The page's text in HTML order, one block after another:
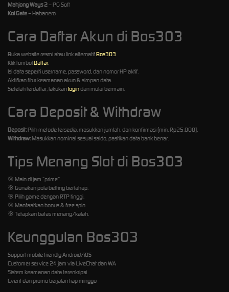
Mahjong Ways 2– PG Soft
Koi Gate– Habanero
Cara Daftar Akun di Bos303
Buka website resmi atau link alternatifBos303
Klik tombolDaftar
Isi data seperti username, password, dan nomor HP aktif.
Aktifkan fitur keamanan akun & simpan data.
Setelah terdaftar, lakukanlogindan mulai bermain.
Cara Deposit & Withdraw
Deposit:Pilih metode tersedia, masukkan jumlah, dan konfirmasi (min. Rp25.000).
Withdraw:Masukkan nominal sesuai saldo, pastikan data bank benar.
Tips Menang Slot di Bos303
🎯 Main di jam “prime”.
🎯 Gunakan pola betting bertahap.
🎯 Pilih game dengan RTP tinggi.
🎯 Manfaatkan bonus & free spin.
🎯 Tetapkan batas menang/kalah.
Keunggulan Bos303
Support mobile friendly Android/iOS
Customer service 24 jam via LiveChat dan WA
Sistem keamanan data terenkripsi
Event dan promo berjalan tiap minggu